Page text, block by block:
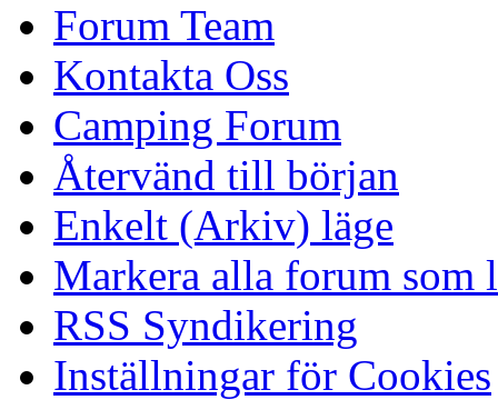
Forum Team
Kontakta Oss
Camping Forum
Återvänd till början
Enkelt (Arkiv) läge
Markera alla forum som
RSS Syndikering
Inställningar för Cookies